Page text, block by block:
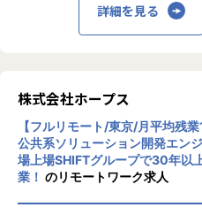
95％（2024年8月時点／1年以内
▼開発系
・オンラインヨガプラットフォ
y／Vue／AWS）
・自社ECサイトの新規立ち上
ipt、GCP）
詳細を見る
株式会社ホープス
【フルリモート/東京/月平均残
公共系ソリューション開発エン
場上場SHIFTグループで30年以
業！ のリモートワーク求人